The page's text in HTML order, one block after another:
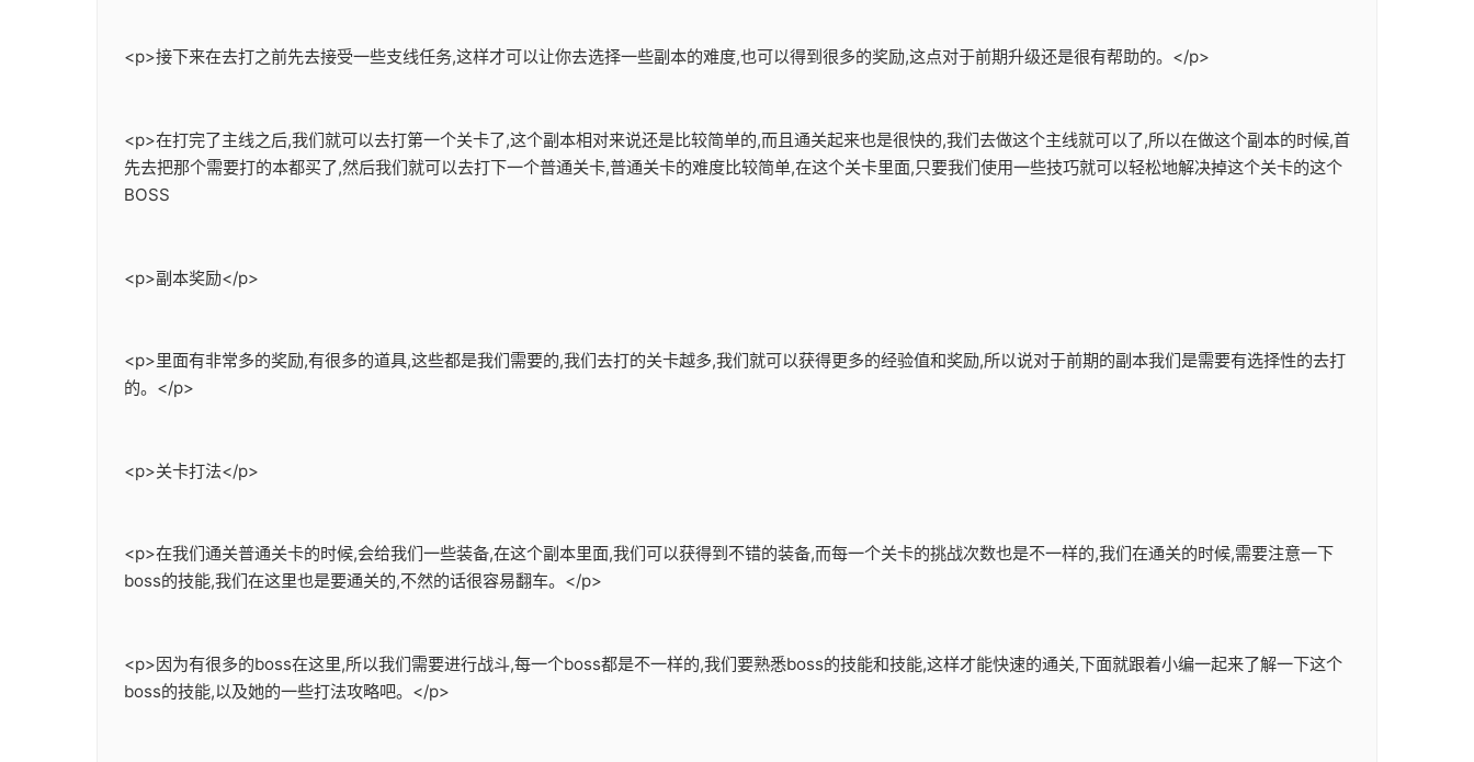
<p>接下来在去打之前先去接受一些支线任务,这样才可以让你去选择一些副本的难度,也可以得到很多的奖励,这点对于前期升级还是很有帮助的。</p>
<p>在打完了主线之后,我们就可以去打第一个关卡了,这个副本相对来说还是比较简单的,而且通关起来也是很快的,我们去做这个主线就可以了,所以在做这个副本的时候,首
先去把那个需要打的本都买了,然后我们就可以去打下一个普通关卡,普通关卡的难度比较简单,在这个关卡里面,只要我们使用一些技巧就可以轻松地解决掉这个关卡的这个
BOSS
<p>副本奖励</p>
<p>里面有非常多的奖励,有很多的道具,这些都是我们需要的,我们去打的关卡越多,我们就可以获得更多的经验值和奖励,所以说对于前期的副本我们是需要有选择性的去打
的。</p>
<p>关卡打法</p>
<p>在我们通关普通关卡的时候,会给我们一些装备,在这个副本里面,我们可以获得到不错的装备,而每一个关卡的挑战次数也是不一样的,我们在通关的时候,需要注意一下
boss的技能,我们在这里也是要通关的,不然的话很容易翻车。</p>
<p>因为有很多的boss在这里,所以我们需要进行战斗,每一个boss都是不一样的,我们要熟悉boss的技能和技能,这样才能快速的通关,下面就跟着小编一起来了解一下这个
boss的技能,以及她的一些打法攻略吧。</p>